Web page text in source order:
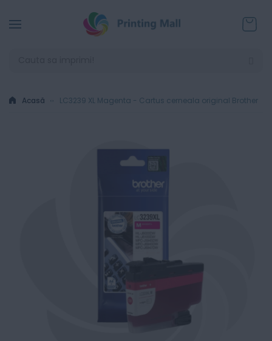
Acasă LC3239 XL Magenta - Cartus cerneala original Brother